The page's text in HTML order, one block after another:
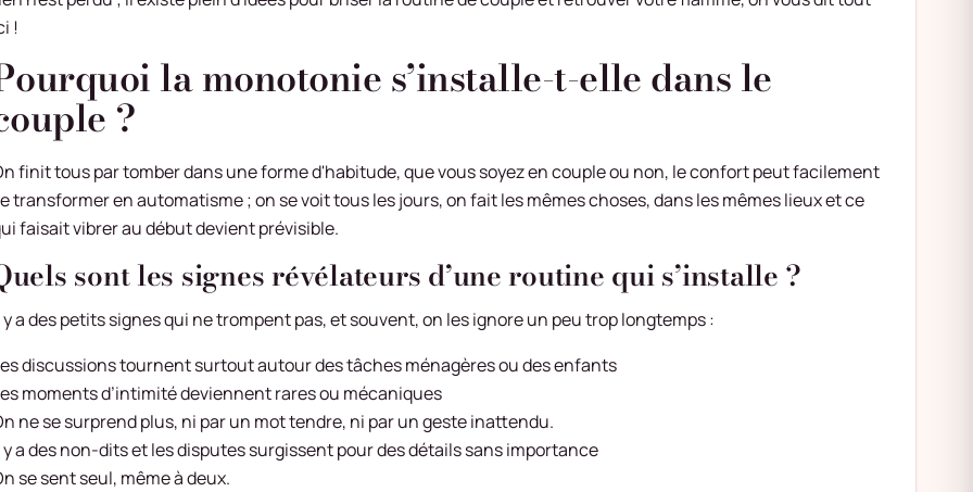
!
la monotonie s’installe-t-elle dans le
?
finit tous par tomber dans une forme d'habitude, que vous soyez en couple ou non, le confort peut facilement
transformer en automatisme ; on se voit tous les jours, on fait les mêmes choses, dans les mêmes lieux et ce
faisait vibrer au début devient prévisible.
sont les signes révélateurs d’une routine qui s’installe ?
y a des petits signes qui ne trompent pas, et souvent, on les ignore un peu trop longtemps :
discussions tournent surtout autour des tâches ménagères ou des enfants
moments d’intimité deviennent rares ou mécaniques
ne se surprend plus, ni par un mot tendre, ni par un geste inattendu.
y a des non-dits et les disputes surgissent pour des détails sans importance
se sent seul, même à deux.